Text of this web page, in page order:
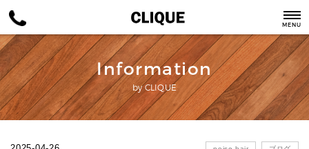
MENU
Information
by CLIQUE